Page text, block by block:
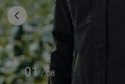
01 / 08